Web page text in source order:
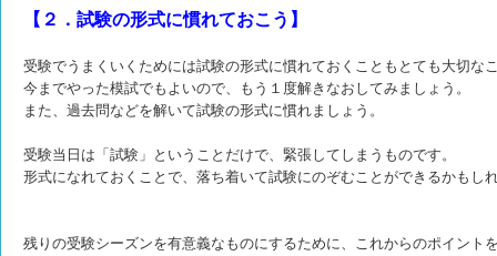
【２．試験の形式に慣れておこう】
受験でうまくいくためには試験の形式に慣れておくこともとても大切な
今までやった模試でもよいので、もう１度解きなおしてみましょう。
また、過去問などを解いて試験の形式に慣れましょう。
受験当日は「試験」ということだけで、緊張してしまうものです。
形式になれておくことで、落ち着いて試験にのぞむことができるかもし
残りの受験シーズンを有意義なものにするために、これからのポイント